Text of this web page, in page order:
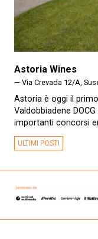
Astoria Wines
— Via Crevada 12/A,
Astoria è oggi il
Valdobbiadene
importanti concorsi
ULTIMI POSTI